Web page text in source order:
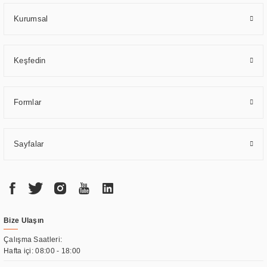
Kurumsal
Keşfedin
Formlar
Sayfalar
Bize Ulaşın
Çalışma Saatleri:
Hafta içi: 08:00 - 18:00